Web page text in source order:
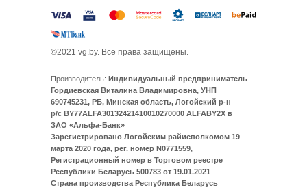
Производитель: Индивидуальный предприниматель
Гордиевская Виталина Владимировна, УНП
690745231, РБ, Минская область, Логойский р-н
р/с BY77ALFA30132421410010270000 ALFABY2X в
ЗАО «Альфа-Банк»
Зарегистрировано Логойским райисполкомом 19
марта 2020 года, рег. номер N0771559,
Регистрационный номер в Торговом реестре
Республики Беларусь 500783 от 19.01.2021
Страна производства Республика Беларусь
©2021 vg.by. Все права защищены.